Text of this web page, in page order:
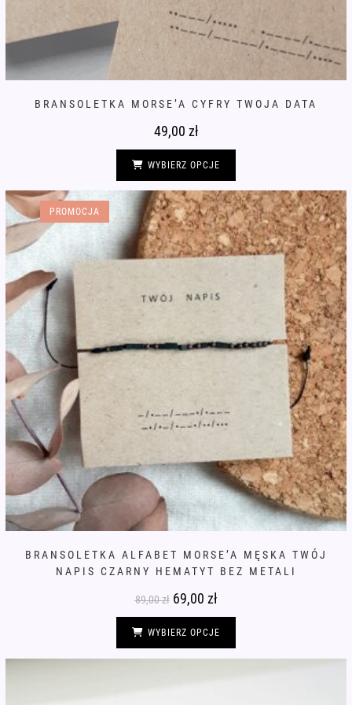
BRANSOLETKA MORSE’A CYFRY TWOJA DATA
49,00 zł
WYBIERZ OPCJE
Ten
wariantów.
Opcje
można
wybrać
na
stronie
PROMOCJA
BRANSOLETKA ALFABET MORSE’A MĘSKA TWÓJ
NAPIS CZARNY HEMATYT BEZ METALI
89,00zł Pierwotna
cena
wynosiła:
89,00 zł.
69,00 złAktualna
wynosi:
69,00 zł.
WYBIERZ OPCJE